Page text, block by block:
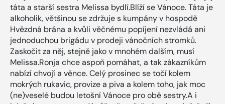
táta a starší sestra Melissa bydlí.Blíží se Vánoce. Táta je
alkoholik, většinou se zdržuje s kumpány v hospodě
Hvězdná brána a kvůli věčnému popíjení nezvládá ani
jednoduchou brigádu v prodeji vánočních stromků.
Zaskočit za něj, stejně jako v mnohém dalším, musí
Melissa.Ronja chce aspoň pomáhat, a tak zákazníkům
nabízí chvojí a věnce. Celý prosinec se točí kolem
mokrých rukavic, provize a piva a kolem toho, jak moc
(ne)veselé budou letošní Vánoce pro obě sestry.A i